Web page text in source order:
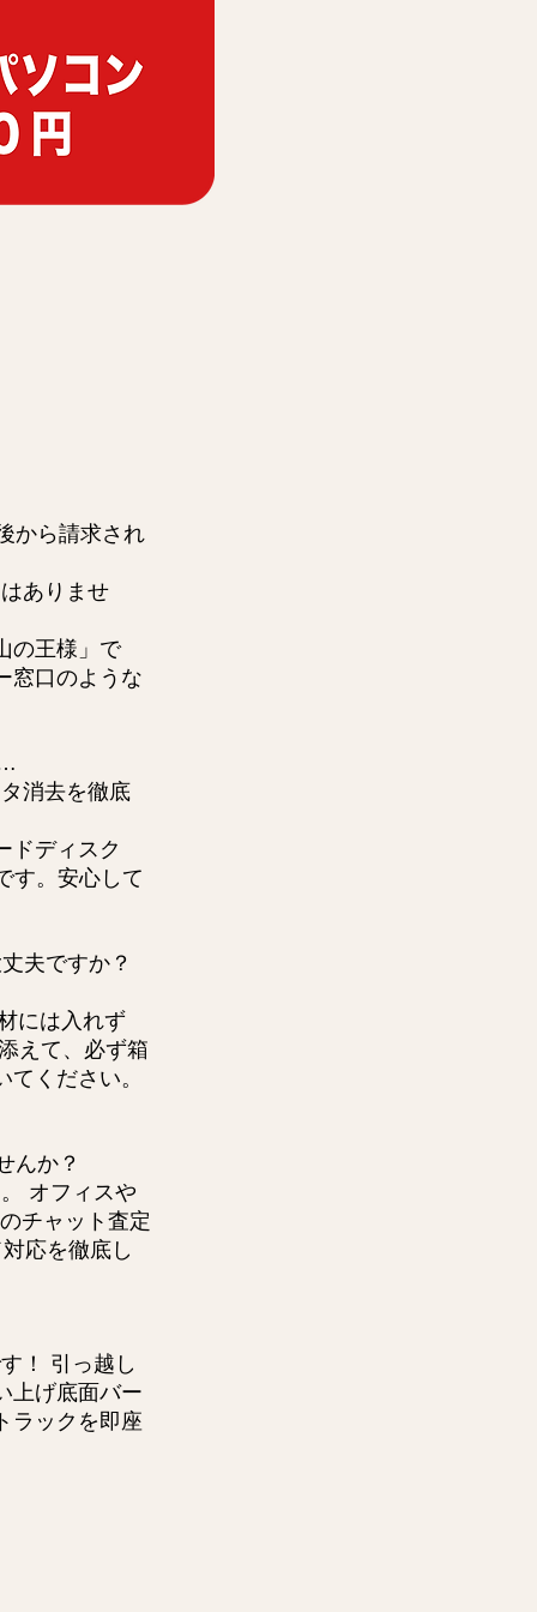
から請求され
ありませ
の王様」で
窓口のような
消去を徹底
ドディスク
す。安心して
夫ですか？
には入れず
えて、必ず箱
ください。
んか？
オフィスや
チャット査定
応を徹底し
！ 引っ越し
上げ底面バー
ラックを即座